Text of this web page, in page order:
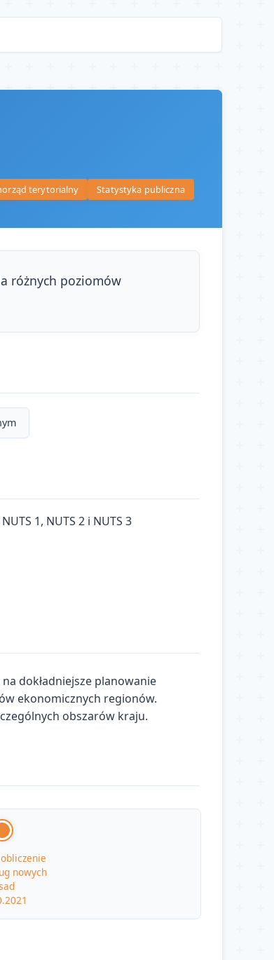
terytorialny Statystyka publiczna
różnych poziomów
1, NUTS 2 i NUTS 3
dokładniejsze planowanie
ekonomicznych regionów.
obszarów kraju.
nowych